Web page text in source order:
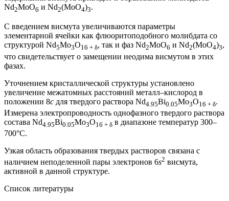
Nd2MoO6 и Nd2(MoO4)3.
С введением висмута увеличиваются параметры
элементарной ячейки как флюоритоподобного молибдата со
структурой Nd5Mo3O16 + δ, так и фаз Nd2MoO6 и Nd2(MoO4)3,
что свидетельствует о замещении неодима висмутом в этих
фазах.
Уточнением кристаллической структуры установлено
увеличение межатомных расстояний металл–кислород в
положении 8с для твердого раствора Nd4.95Bi0.05Mo3O16 + δ.
Измерена электропроводность однофазного твердого раствора
состава Nd4.95Bi0.05Mo3O16 + δ в диапазоне температур 300–
700°С.
Узкая область образования твердых растворов связана с
наличием неподеленной пары электронов 6s2 висмута,
активной в данной структуре.
Список литературы